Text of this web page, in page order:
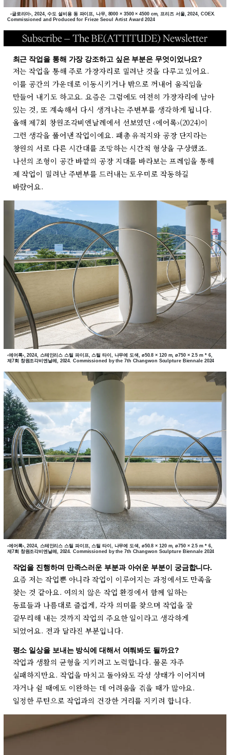
‹글로리아›, 2024, 수도 설비용 동 파이프, 나무, 8000 × 3500 × 4500 cm, 프리즈 서울, 2024, COEX.
Commissioned and Produced for Frieze Seoul Artist Award 2024
최근 작업을 통해 가장 강조하고 싶은 부분은 무엇이었나요?
저는 작업을 통해 주로 가장자리로 밀려난 것을 다루고 있어요.
이를 공간의 가운데로 이동시키거나 밖으로 꺼내어 움직임을
만들어 내기도 하고요. 요즘은 그럼에도 여전히 가장자리에 남아
있는 것, 또 계속해서 다시 생겨나는 주변부를 생각하게 됩니다.
올해 제7회 창원조각비엔날레에서 선보였던 ‹에어록›(2024)이
그런 생각을 풀어낸 작업이에요. 패총 유적지와 공장 단지라는
창원의 서로 다른 시간대를 조망하는 시간적 형상을 구상했죠.
나선의 조형이 공간 바깥의 공장 지대를 바라보는 프레임을 통해
제 작업이 밀려난 주변부를 드러내는 도우미로 작동하길
바랐어요.
‹에어록›, 2024, 스테인리스 스틸 파이프, 스틸 타이, 나무에 도색, ø50.8 × 120 m, ø750 × 2.5 m * 6,
제7회 창원조각비엔날레, 2024. Commissioned by the 7th Changwon Sculpture Biennale 2024
‹에어록›, 2024, 스테인리스 스틸 파이프, 스틸 타이, 나무에 도색, ø50.8 × 120 m, ø750 × 2.5 m * 6,
제7회 창원조각비엔날레, 2024. Commissioned by the 7th Changwon Sculpture Biennale 2024
작업을 진행하며 만족스러운 부분과 아쉬운 부분이 궁금합니다.
요즘 저는 작업뿐 아니라 작업이 이루어지는 과정에서도 만족을
찾는 것 같아요. 여의치 않은 작업 환경에서 함께 일하는
동료들과 나름대로 즐겁게, 각자 의미를 찾으며 작업을 잘
갈무리해 내는 것까지 작업의 주요한 일이라고 생각하게
되었어요. 전과 달라진 부분입니다.
평소 일상을 보내는 방식에 대해서 여쭤봐도 될까요?
작업과 생활의 균형을 지키려고 노력합니다. 물론 자주
실패하지만요. 작업을 마치고 돌아와도 각성 상태가 이어지며
자거나 쉴 때에도 이완하는 데 어려움을 겪을 때가 많아요.
일정한 루틴으로 작업과의 건강한 거리를 지키려 합니다.